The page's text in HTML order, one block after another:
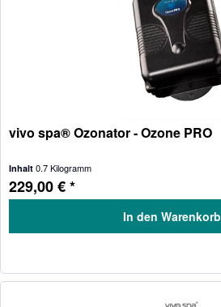
vivo spa® Ozonator - Ozone PRO
Inhalt0.7 Kilogramm
229,00 € *
In den Warenkorb